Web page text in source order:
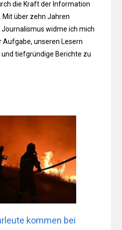
die Kraft der Information
Mit über zehn Jahren
widme ich mich
Aufgabe, unseren Lesern
tiefgründige Berichte zu
kommen bei